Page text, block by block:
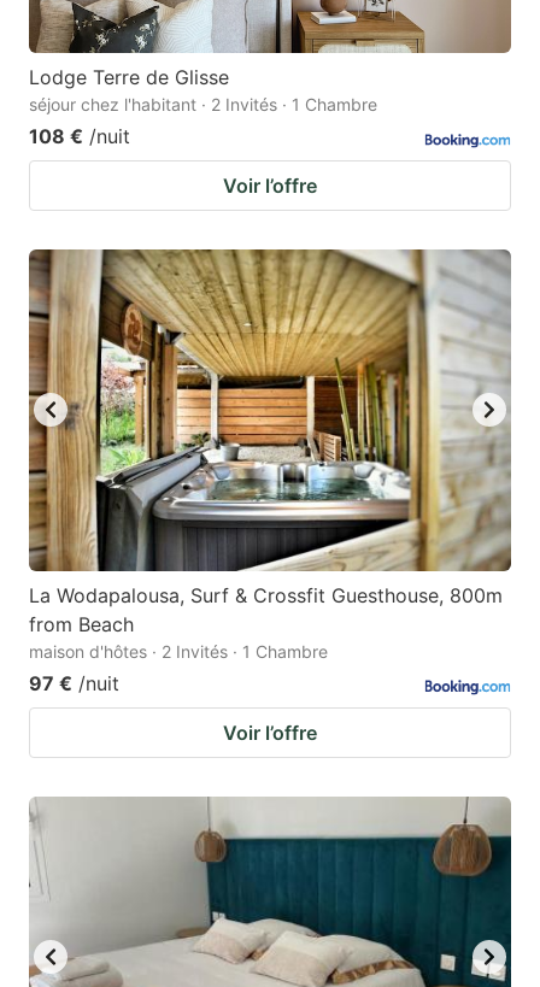
Lodge Terre de Glisse
séjour chez l'habitant · 2 Invités · 1 Chambre
108 € /nuit
Voir l’offre
La Wodapalousa, Surf & Crossfit Guesthouse, 800m
from Beach
maison d'hôtes · 2 Invités · 1 Chambre
97 € /nuit
Voir l’offre